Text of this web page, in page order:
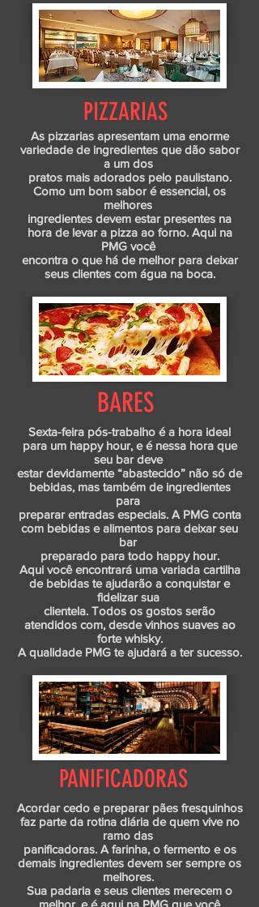
PIZZARIAS
As pizzarias apresentam uma enorme
variedade de ingredientes que dão sabor
a um dos
pratos mais adorados pelo paulistano.
Como um bom sabor é essencial, os
melhores
ingredientes devem estar presentes na
hora de levar a pizza ao forno. Aqui na
PMG você
encontra o que há de melhor para deixar
seus clientes com água na boca.
BARES
Sexta-feira pós-trabalho é a hora ideal
para um happy hour, e é nessa hora que
seu bar deve
estar devidamente “abastecido” não só de
bebidas, mas também de ingredientes
para
preparar entradas especiais. A PMG conta
com bebidas e alimentos para deixar seu
bar
preparado para todo happy hour.
Aqui você encontrará uma variada cartilha
de bebidas te ajudarão a conquistar e
fidelizar sua
clientela. Todos os gostos serão
atendidos com, desde vinhos suaves ao
forte whisky.
A qualidade PMG te ajudará a ter sucesso.
PANIFICADORAS
Acordar cedo e preparar pães fresquinhos
faz parte da rotina diária de quem vive no
ramo das
panificadoras. A farinha, o fermento e os
demais ingredientes devem ser sempre os
melhores.
Sua padaria e seus clientes merecem o
melhor, e é aqui na PMG que você